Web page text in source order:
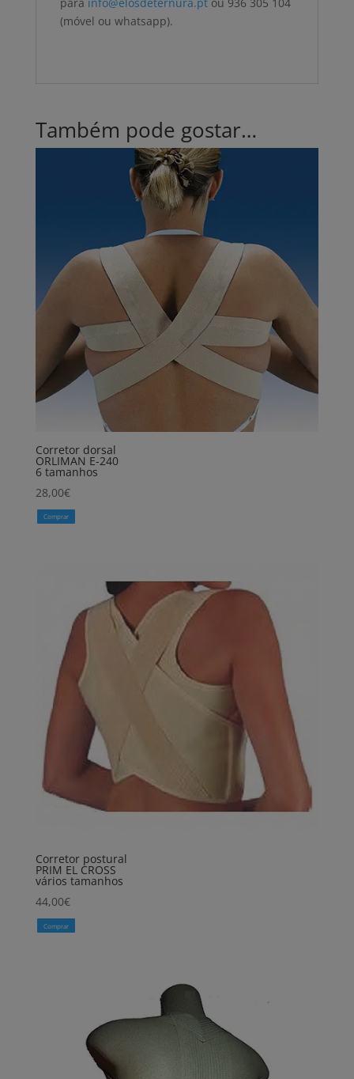
para info@elosdeternura.ptou 936 305 104
(móvel ou whatsapp).
Também pode gostar…
Corretor dorsal
ORLIMAN E-240
6 tamanhos
28,00€
Comprar
Corretor postural
PRIM EL CROSS
vários tamanhos
44,00€
Comprar